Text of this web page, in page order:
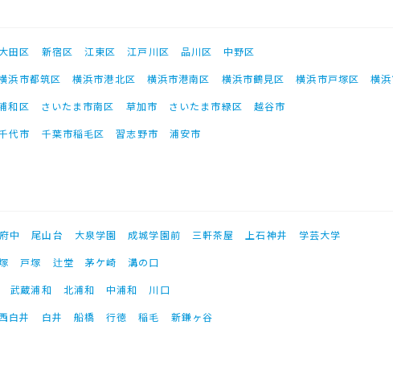
大田区 新宿区 江東区 江戸川区 品川区
中野区
浜市都筑区 横浜市港北区 横浜市港南区 横浜市鶴見区 横浜市戸塚区
横
和区 さいたま市南区 草加市 さいたま市緑区
越谷市
代市 千葉市稲毛区 習志野市 浦安市
府中 尾山台 大泉学園 成城学園前 三軒茶屋 上石神井
学芸大学
戸塚 辻堂 茅ケ崎
溝の口
武蔵浦和 北浦和 中浦和
川口
白井 白井 船橋 行徳 稲毛 新鎌ヶ谷